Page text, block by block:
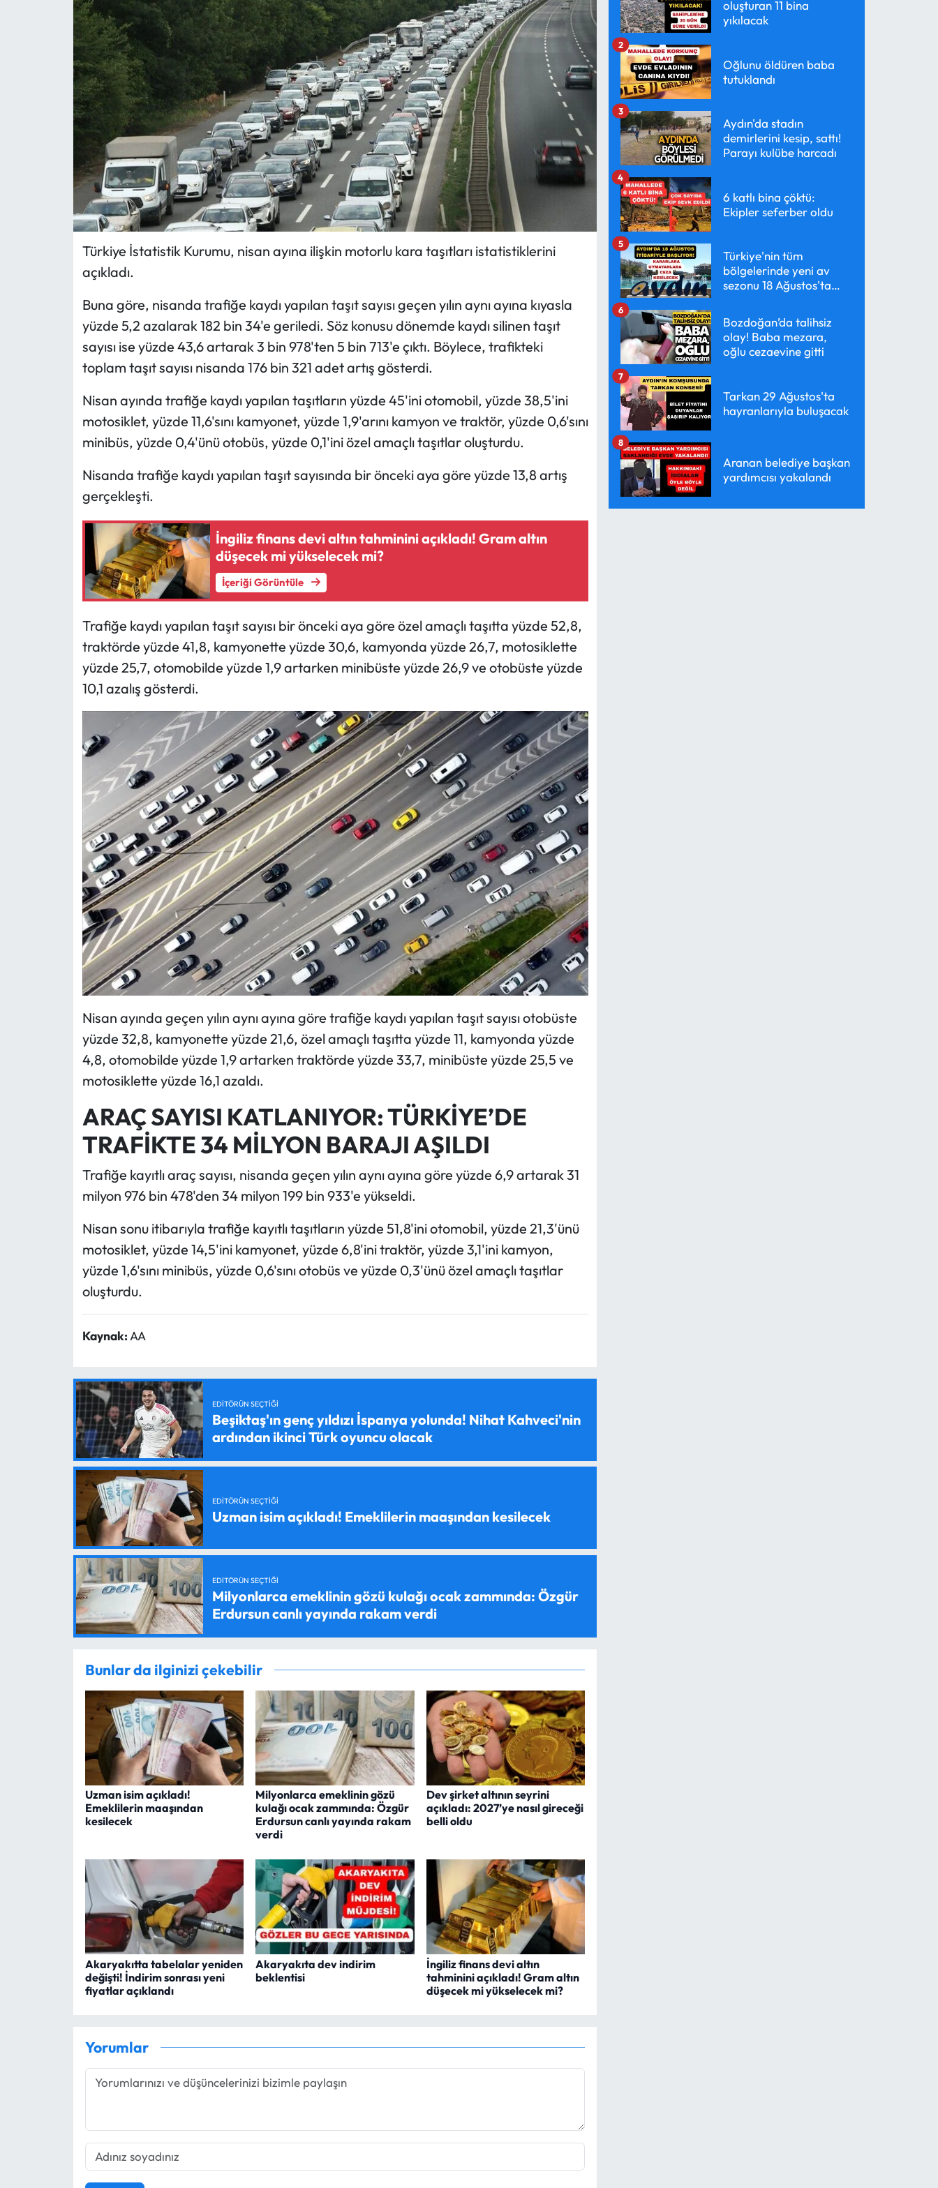
Türkiye İstatistik Kurumu, nisan ayına ilişkin motorlu kara taşıtları istatistiklerini
açıkladı.
Buna göre, nisanda trafiğe kaydı yapılan taşıt sayısı geçen yılın aynı ayına kıyasla
yüzde 5,2 azalarak 182 bin 34'e geriledi. Söz konusu dönemde kaydı silinen taşıt
sayısı ise yüzde 43,6 artarak 3 bin 978'ten 5 bin 713'e çıktı. Böylece, trafikteki
toplam taşıt sayısı nisanda 176 bin 321 adet artış gösterdi.
Nisan ayında trafiğe kaydı yapılan taşıtların yüzde 45'ini otomobil, yüzde 38,5'ini
motosiklet, yüzde 11,6'sını kamyonet, yüzde 1,9'arını kamyon ve traktör, yüzde 0,6'sını
minibüs, yüzde 0,4'ünü otobüs, yüzde 0,1'ini özel amaçlı taşıtlar oluşturdu.
Nisanda trafiğe kaydı yapılan taşıt sayısında bir önceki aya göre yüzde 13,8 artış
gerçekleşti.
İngiliz finans devi altın tahminini açıkladı! Gram altın
düşecek mi yükselecek mi?
İçeriği Görüntüle
Trafiğe kaydı yapılan taşıt sayısı bir önceki aya göre özel amaçlı taşıtta yüzde 52,8,
traktörde yüzde 41,8, kamyonette yüzde 30,6, kamyonda yüzde 26,7, motosiklette
yüzde 25,7, otomobilde yüzde 1,9 artarken minibüste yüzde 26,9 ve otobüste yüzde
10,1 azalış gösterdi.
Nisan ayında geçen yılın aynı ayına göre trafiğe kaydı yapılan taşıt sayısı otobüste
yüzde 32,8, kamyonette yüzde 21,6, özel amaçlı taşıtta yüzde 11, kamyonda yüzde
4,8, otomobilde yüzde 1,9 artarken traktörde yüzde 33,7, minibüste yüzde 25,5 ve
motosiklette yüzde 16,1 azaldı.
ARAÇ SAYISI KATLANIYOR: TÜRKİYE’DE
TRAFİKTE 34 MİLYON BARAJI AŞILDI
Trafiğe kayıtlı araç sayısı, nisanda geçen yılın aynı ayına göre yüzde 6,9 artarak 31
milyon 976 bin 478'den 34 milyon 199 bin 933'e yükseldi.
Nisan sonu itibarıyla trafiğe kayıtlı taşıtların yüzde 51,8'ini otomobil, yüzde 21,3'ünü
motosiklet, yüzde 14,5'ini kamyonet, yüzde 6,8'ini traktör, yüzde 3,1'ini kamyon,
yüzde 1,6'sını minibüs, yüzde 0,6'sını otobüs ve yüzde 0,3'ünü özel amaçlı taşıtlar
oluşturdu.
Kaynak:AA
EDITÖRÜN SEÇTIĞI
Beşiktaş'ın genç yıldızı İspanya yolunda! Nihat Kahveci'nin
ardından ikinci Türk oyuncu olacak
EDITÖRÜN SEÇTIĞI
Uzman isim açıkladı! Emeklilerin maaşından kesilecek
EDITÖRÜN SEÇTIĞI
Milyonlarca emeklinin gözü kulağı ocak zammında: Özgür
Erdursun canlı yayında rakam verdi
Bunlar da ilginizi çekebilir
Uzman isim açıkladı!
Emeklilerin maaşından
kesilecek
Milyonlarca emeklinin gözü
kulağı ocak zammında: Özgür
Erdursun canlı yayında rakam
verdi
Dev şirket altının seyrini
açıkladı: 2027’ye nasıl gireceği
belli oldu
Akaryakıtta tabelalar yeniden
değişti! İndirim sonrası yeni
fiyatlar açıklandı
Akaryakıta dev indirim
beklentisi
İngiliz finans devi altın
tahminini açıkladı! Gram altın
düşecek mi yükselecek mi?
Yorumlar
oluşturan 11 bina
yıkılacak
Oğlunu öldüren baba
tutuklandı
2
Aydın'da stadın
demirlerini kesip, sattı!
Parayı kulübe harcadı
3
6 katlı bina çöktü:
Ekipler seferber oldu
4
Türkiye'nin tüm
bölgelerinde yeni av
sezonu 18 Ağustos'ta
5
Bozdoğan’da talihsiz
olay! Baba mezara,
oğlu cezaevine gitti
6
Tarkan 29 Ağustos'ta
hayranlarıyla buluşacak
7
Aranan belediye başkan
yardımcısı yakalandı
8
MAGAZİN
SAĞLIK
SİYASET
RESMİ İLANLAR
HABER İLAN